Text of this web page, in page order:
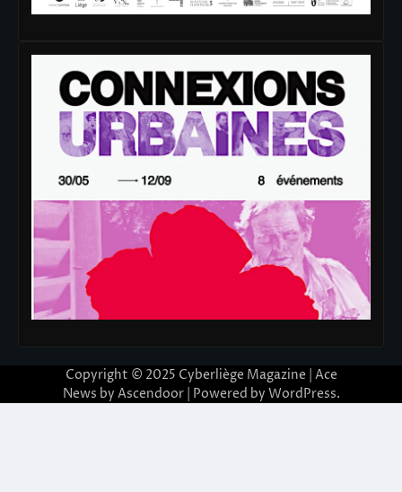
Copyright © 2025 Cyberliège Magazine | Ace
News by Ascendoor| Powered by WordPress.